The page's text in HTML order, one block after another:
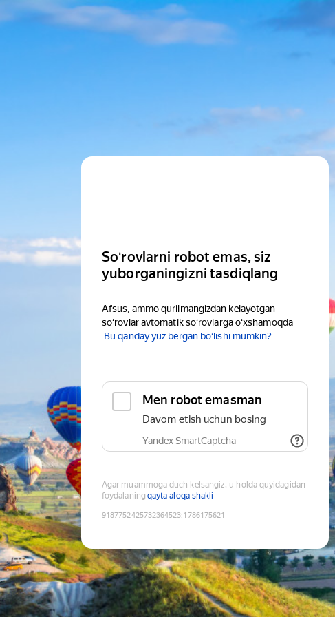
Soʻrovlarni robot emas, siz
yuborganingizni tasdiqlang
Afsus, ammo qurilmangizdan kelayotgan
soʻrovlar avtomatik soʻrovlarga oʻxshamoqda
Bu qanday yuz bergan boʻlishi mumkin?
Men robot emasman
Davom etish uchun bosing
Yandex SmartCaptcha
Agar muammoga duch kelsangiz, u holda quyidagidan
foydalaning qayta aloqa shakli
9187752425732364523:1786175621